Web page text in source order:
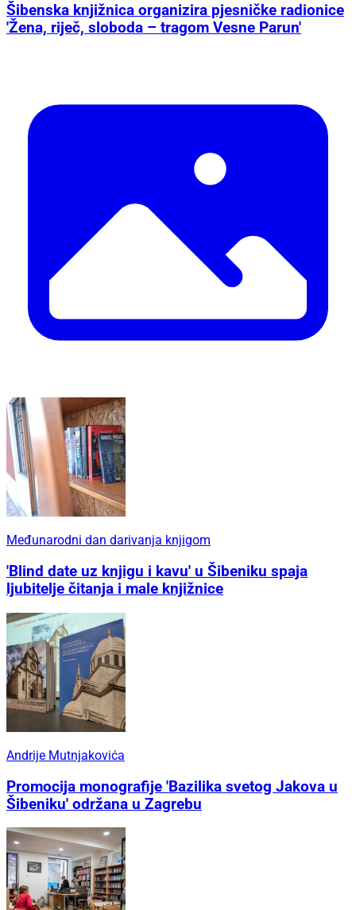
Šibenska knjižnica organizira pjesničke radionice
'Žena, riječ, sloboda – tragom Vesne Parun'
Međunarodni dan darivanja knjigom
'Blind date uz knjigu i kavu' u Šibeniku spaja
ljubitelje čitanja i male knjižnice
Andrije Mutnjakovića
Promocija monografije 'Bazilika svetog Jakova u
Šibeniku' održana u Zagrebu